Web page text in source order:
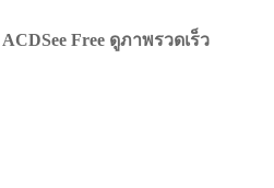
Free ดูภาพรวดเร็ว